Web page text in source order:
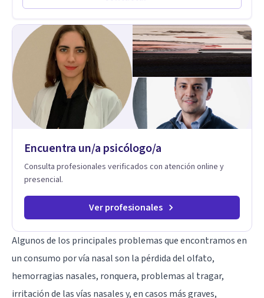
desarrollar nuevas habilidades y estrategias basadas en la
Encuentra un/a psicólogo/a
Consulta profesionales verificados con atención online y
presencial.
Ver profesionales
Algunos de los principales problemas que encontramos en
un consumo por vía nasal son la pérdida del olfato,
hemorragias nasales, ronquera, problemas al tragar,
irritación de las vías nasales y, en casos más graves,